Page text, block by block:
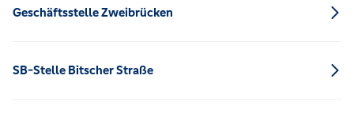
Geschäftsstelle Zweibrücken
SB-Stelle Bitscher Straße